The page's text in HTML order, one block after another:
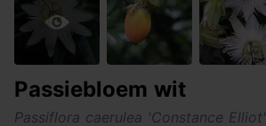
Passiebloem wit
Passiflora caerulea 'Constance Elliot'